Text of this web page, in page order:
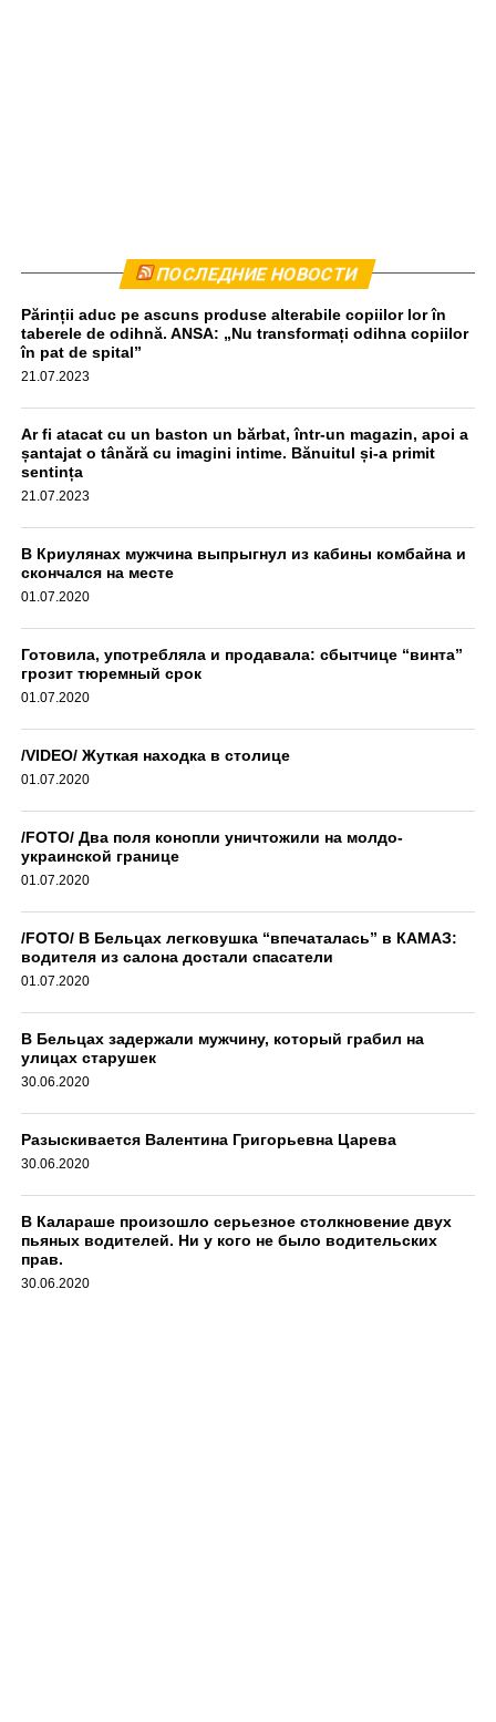
Комбайн был остановлен приблизительно в 440
метрах от места происшествия. Водитель прошел тест
на алкоголь, результат оказался отрицательным,
передаёт unimedia.info. Все обстоятельства инцидента
выясняются.
ПОСЛЕДНИЕ НОВОСТИ
Părinții aduc pe ascuns produse alterabile copiilor lor în
taberele de odihnă. ANSA: „Nu transformați odihna copiilor
în pat de spital”
21.07.2023
Ar fi atacat cu un baston un bărbat, într-un magazin, apoi a
șantajat o tânără cu imagini intime. Bănuitul și-a primit
sentința
21.07.2023
В Криулянах мужчина выпрыгнул из кабины комбайна и
скончался на месте
01.07.2020
Готовила, употребляла и продавала: сбытчице “винта”
грозит тюремный срок
01.07.2020
/VIDEO/ Жуткая находка в столице
01.07.2020
/FOTO/ Два поля конопли уничтожили на молдо-
украинской границе
01.07.2020
/FOTO/ В Бельцах легковушка “впечаталась” в КАМАЗ:
водителя из салона достали спасатели
01.07.2020
В Бельцах задержали мужчину, который грабил на
улицах старушек
30.06.2020
Разыскивается Валентина Григорьевна Царева
30.06.2020
В Калараше произошло серьезное столкновение двух
пьяных водителей. Ни у кого не было водительских
прав.
30.06.2020